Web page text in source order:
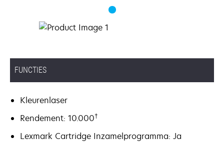
FUNCTIES
Kleurenlaser
Rendement: 10.000†
Lexmark Cartridge Inzamelprogramma: Ja